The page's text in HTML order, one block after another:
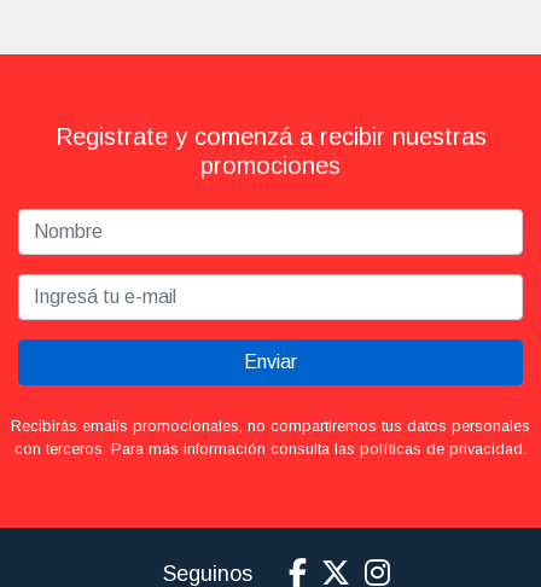
Registrate y comenzá a recibir nuestras
promociones
Enviar
Recibirás emails promocionales, no compartiremos tus datos personales
con terceros. Para más información consulta las políticas de privacidad.
Seguinos